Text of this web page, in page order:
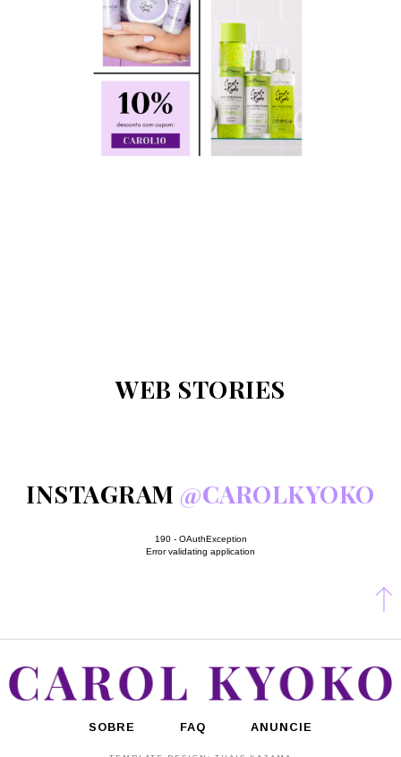
WEB STORIES
INSTAGRAM @CAROLKYOKO
190 - OAuthException
Error validating application
SOBRE FAQ ANUNCIE